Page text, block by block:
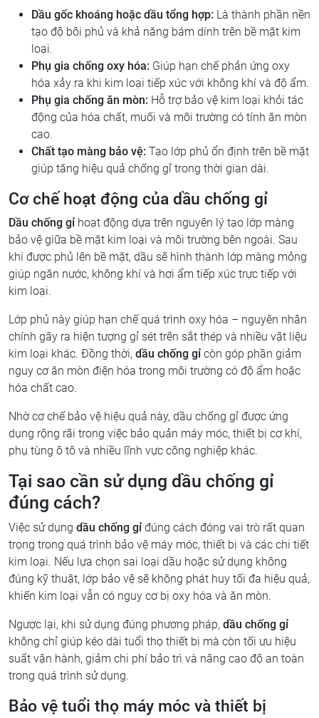
Dầu gốc khoáng hoặc dầu tổng hợp: Là thành phần nền
tạo độ bôi phủ và khả năng bám dính trên bề mặt kim
loại.
Phụ gia chống oxy hóa: Giúp hạn chế phản ứng oxy
hóa xảy ra khi kim loại tiếp xúc với không khí và độ ẩm.
Phụ gia chống ăn mòn: Hỗ trợ bảo vệ kim loại khỏi tác
động của hóa chất, muối và môi trường có tính ăn mòn
cao.
Chất tạo màng bảo vệ: Tạo lớp phủ ổn định trên bề mặt
giúp tăng hiệu quả chống gỉ trong thời gian dài.
Cơ chế hoạt động của dầu chống gỉ
Dầu chống gỉ hoạt động dựa trên nguyên lý tạo lớp màng
bảo vệ giữa bề mặt kim loại và môi trường bên ngoài. Sau
khi được phủ lên bề mặt, dầu sẽ hình thành lớp màng mỏng
giúp ngăn nước, không khí và hơi ẩm tiếp xúc trực tiếp với
kim loại.
Lớp phủ này giúp hạn chế quá trình oxy hóa – nguyên nhân
chính gây ra hiện tượng gỉ sét trên sắt thép và nhiều vật liệu
kim loại khác. Đồng thời, dầu chống gỉ còn góp phần giảm
nguy cơ ăn mòn điện hóa trong môi trường có độ ẩm hoặc
hóa chất cao.
Nhờ cơ chế bảo vệ hiệu quả này, dầu chống gỉ được ứng
dụng rộng rãi trong việc bảo quản máy móc, thiết bị cơ khí,
phụ tùng ô tô và nhiều lĩnh vực công nghiệp khác.
Tại sao cần sử dụng dầu chống gỉ
đúng cách?
Việc sử dụng dầu chống gỉ đúng cách đóng vai trò rất quan
trọng trong quá trình bảo vệ máy móc, thiết bị và các chi tiết
kim loại. Nếu lựa chọn sai loại dầu hoặc sử dụng không
đúng kỹ thuật, lớp bảo vệ sẽ không phát huy tối đa hiệu quả,
khiến kim loại vẫn có nguy cơ bị oxy hóa và ăn mòn.
Ngược lại, khi sử dụng đúng phương pháp, dầu chống gỉ
không chỉ giúp kéo dài tuổi thọ thiết bị mà còn tối ưu hiệu
suất vận hành, giảm chi phí bảo trì và nâng cao độ an toàn
trong quá trình sử dụng.
Bảo vệ tuổi thọ máy móc và thiết bị